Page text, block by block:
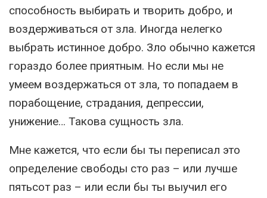
способность выбирать и творить добро, и
воздерживаться от зла. Иногда нелегко
выбрать истинное добро. Зло обычно кажется
гораздо более приятным. Но если мы не
умеем воздержаться от зла, то попадаем в
порабощение, страдания, депрессии,
унижение… Такова сущность зла.
Мне кажется, что если бы ты переписал это
определение свободы сто раз – или лучше
пятьсот раз – или если бы ты выучил его